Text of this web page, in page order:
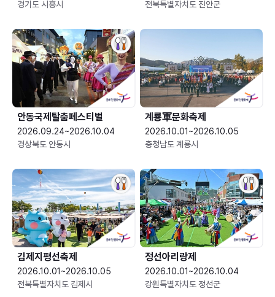
경기도 시흥시
전북특별자치도 진안군
안동국제탈춤페스티벌
2026.09.24~2026.10.04
경상북도 안동시
2026.10.01~2026.10.05
충청남도 계룡시
김제지평선축제
2026.10.01~2026.10.05
전북특별자치도 김제시
정선아리랑제
2026.10.01~2026.10.04
강원특별자치도 정선군